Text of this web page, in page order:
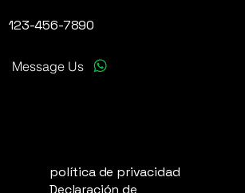
123-456-7890
Message Us
política de privacidad
Declaración de